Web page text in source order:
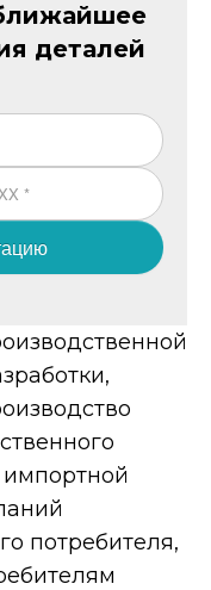
деталей
потребителя,